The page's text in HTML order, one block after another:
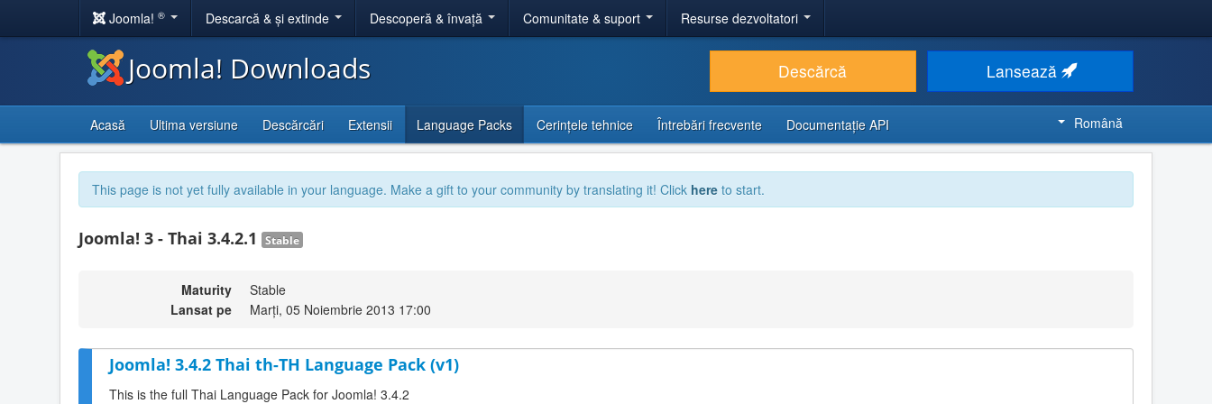
Joomla! ® Descarcă & și extinde Descoperă & învață Comunitate & suport Resurse dezvoltatori
Joomla! Downloads Descărcă Lansează
Acasă Ultima versiune Descărcări Extensii Language Packs Cerințele tehnice Întrebări frecvente Documentaţie API Română
This page is not yet fully available in your language. Make a gift to your community by translating it! Click here to start.
Joomla! 3 - Thai 3.4.2.1 Stable
Maturity
Stable
Lansat pe
Marți, 05 Noiembrie 2013 17:00
Joomla! 3.4.2 Thai th-TH Language Pack (v1)
This is the full Thai Language Pack for Joomla! 3.4.2